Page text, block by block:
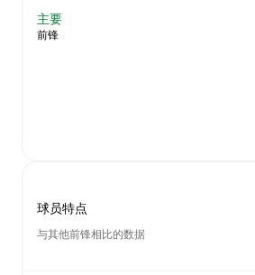
主要
前锋
球员特点
与其他前锋相比的数据